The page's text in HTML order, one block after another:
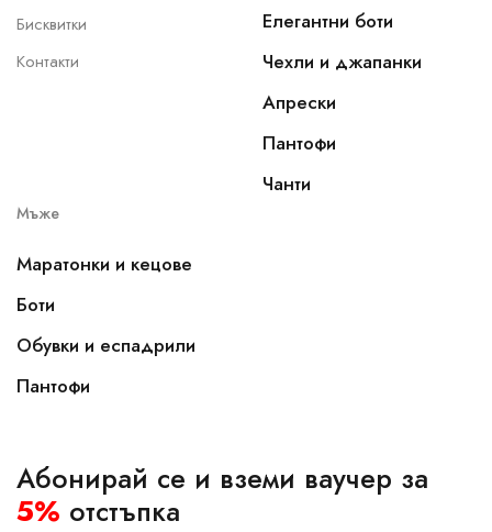
Бисквитки
Контакти
Елегантни боти
Чехли и джапанки
Апрески
Пантофи
Чанти
Мъже
Маратонки и кецове
Боти
Обувки и еспадрили
Пантофи
Абонирай се и вземи ваучер за
5% отстъпка